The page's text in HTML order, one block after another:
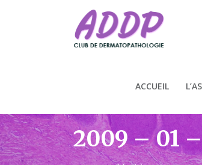
ACCUEIL
2009 – 01